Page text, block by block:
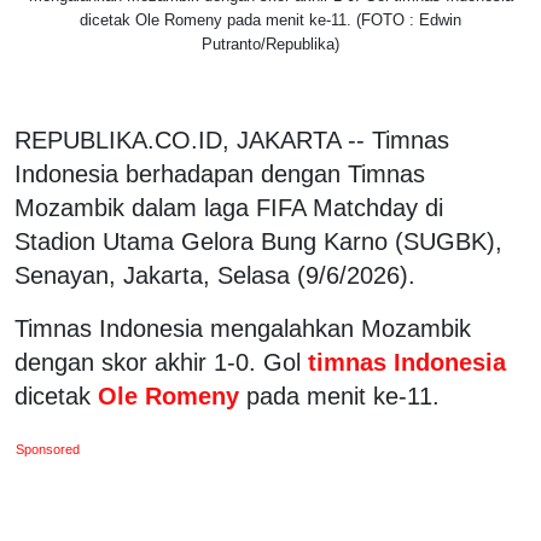
dicetak Ole Romeny pada menit ke-11. (FOTO : Edwin
Putranto/Republika)
REPUBLIKA.CO.ID, JAKARTA -- Timnas
Indonesia berhadapan dengan Timnas
Mozambik dalam laga FIFA Matchday di
Stadion Utama Gelora Bung Karno (SUGBK),
Senayan, Jakarta, Selasa (9/6/2026).
Timnas Indonesia mengalahkan Mozambik
dengan skor akhir 1-0. Gol timnas Indonesia
dicetak Ole Romeny pada menit ke-11.
Sponsored